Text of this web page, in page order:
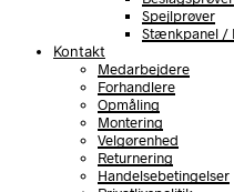
Spejlprøver
Stænkpanel /
Kontakt
Medarbejdere
Forhandlere
Opmåling
Montering
Velgørenhed
Returnering
Handelsebetingelser